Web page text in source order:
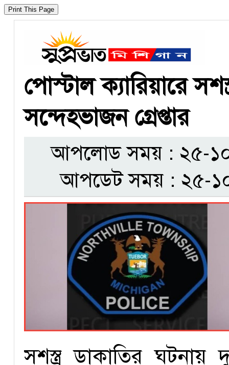
পোস্টাল ক্যারিয়ারে
সন্দেহভাজন গ্রেপ্তার
আপলোড সময় : ২৫-
আপডেট সময় : ২৫-
সশস্ত্র ডাকাতির ঘটনায়